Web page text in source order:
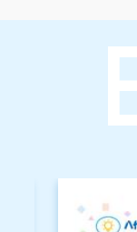
令和８年熊本地
クシー）の運休に
2026年08月07日
2026年08月07日
令和８年熊本地